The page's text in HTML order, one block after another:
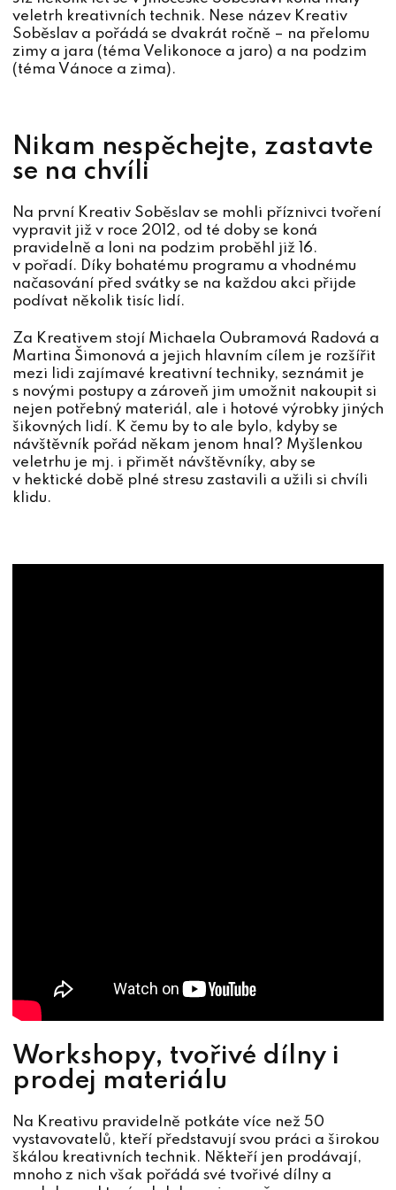
veletrh kreativních technik. Nese název Kreativ
Soběslav a pořádá se dvakrát ročně – na přelomu
zimy a jara (téma Velikonoce a jaro) a na podzim
(téma Vánoce a zima).
Nikam nespěchejte, zastavte
se na chvíli
Na první Kreativ Soběslav se mohli příznivci tvoření
vypravit již v roce 2012, od té doby se koná
pravidelně a loni na podzim proběhl již 16.
v pořadí. Díky bohatému programu a vhodnému
načasování před svátky se na každou akci přijde
podívat několik tisíc lidí.
Za Kreativem stojí Michaela Oubramová Radová a
Martina Šimonová a jejich hlavním cílem je rozšířit
mezi lidi zajímavé kreativní techniky, seznámit je
s novými postupy a zároveň jim umožnit nakoupit si
nejen potřebný materiál, ale i hotové výrobky jiných
šikovných lidí. K čemu by to ale bylo, kdyby se
návštěvník pořád někam jenom hnal? Myšlenkou
veletrhu je mj. i přimět návštěvníky, aby se
v hektické době plné stresu zastavili a užili si chvíli
klidu.
Workshopy, tvořivé dílny i
prodej materiálu
Na Kreativu pravidelně potkáte více než 50
vystavovatelů, kteří představují svou práci a širokou
škálou kreativních technik. Někteří jen prodávají,
mnoho z nich však pořádá své tvořivé dílny a